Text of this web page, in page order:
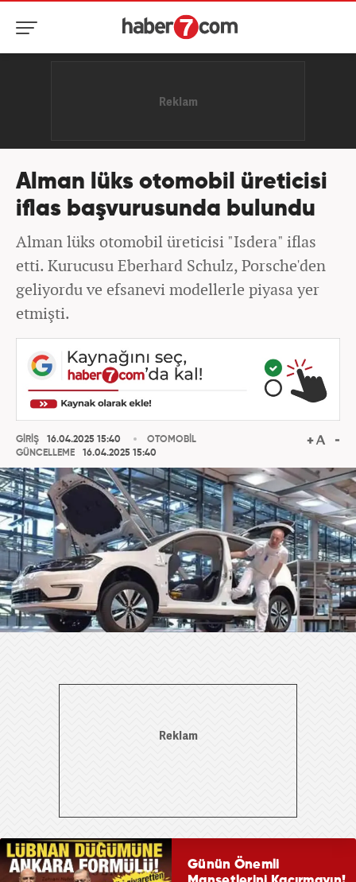
Alman lüks otomobil üreticisi
iflas başvurusunda bulundu
Alman lüks otomobil üreticisi "Isdera" iflas
etti. Kurucusu Eberhard Schulz, Porsche'den
geliyordu ve efsanevi modellerle piyasa yer
etmişti.
GİRİŞ
16.04.2025 15:40
GÜNCELLEME
16.04.2025 15:40
OTOMOBİL